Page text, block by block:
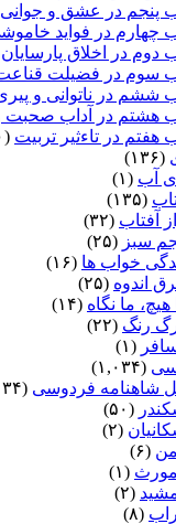
پنجم در عشق و جوانى
چهارم در فواید
دوم در اخلاق پارسایان
سوم در فضیلت
ششم در ناتوانى و
هشتم در آداب صحبت
هفتم در تاءثیر تربیت (۲۰)
(۱۳۶)
آب (۱)
(۱۳۵)
آفتاب (۳۲)
سبز (۲۵)
خواب ها (۱۶)
اندوه (۲۵)
هیچ، ما نگاه (۱۴)
رنگ (۲۲)
(۱)
(۱,۰۳۴)
شاهنامه فردوسی (۱,۰۳۴)
(۵۰)
(۲)
(۶)
(۱)
(۲)
(۸)